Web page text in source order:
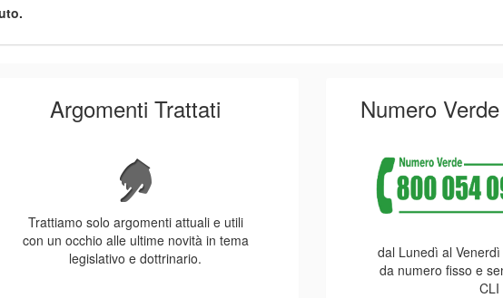
Argomenti Trattati
Trattiamo solo argomenti attuali e utili
con un occhio alle ultime novità in tema
legislativo e dottrinario.
Numero
dal Lunedì al
da numero fisso e
CLI